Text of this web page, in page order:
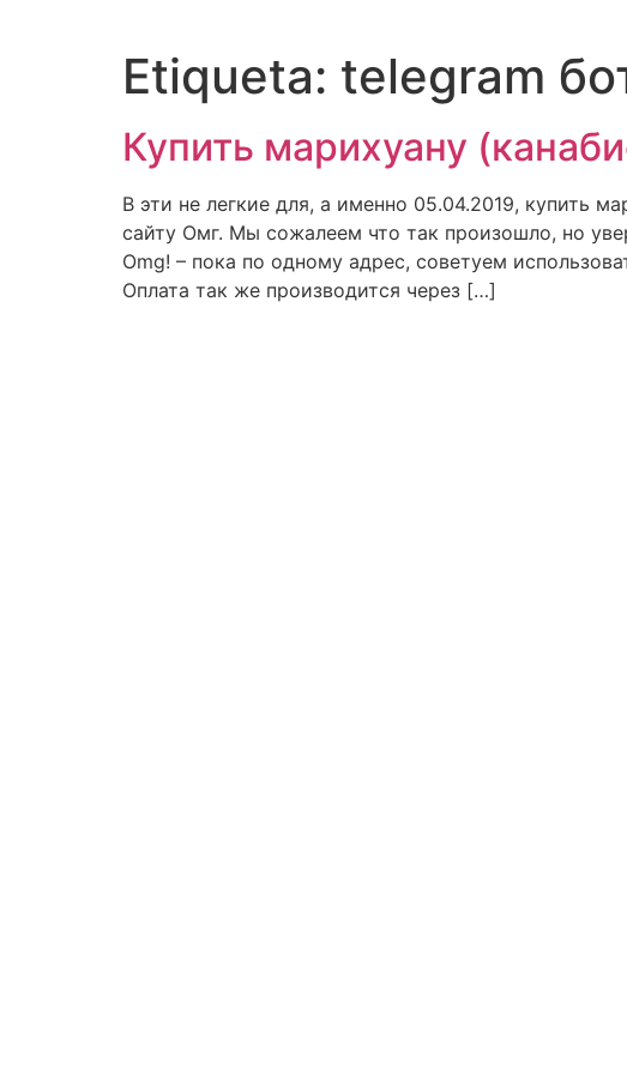
Etiqueta: telegram
Купить марихуану
В эти не легкие для, а именно 05.04.2019, купить
сайту Омг. Мы сожалеем что так произошло, но
Omg! – пока по одному адрес, советуем
Оплата так же производится через […]